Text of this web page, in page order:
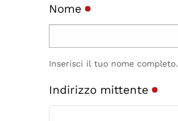
Nome
Inserisci il tuo nome completo.
Indirizzo mittente